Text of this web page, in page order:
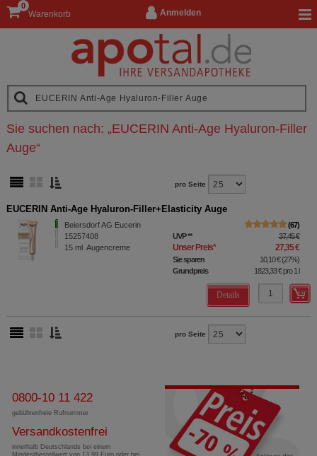
Anmelden
Warenkorb
0
Sie suchen nach: „EUCERIN Anti-Age Hyaluron-Filler
Auge“
pro Seite
EUCERIN Anti-Age Hyaluron-Filler+Elasticity Auge
Beiersdorf AG Eucerin
15257408
15 ml Augencreme
67
UVP** 37,45 €
Unser Preis* 27,35 €
Sie sparen 10,10 €(27%)
Grundpreis
1823,33 €pro 1 l
Details
pro Seite
0800-10 11 422
gebührenfreie Rufnummer
Versandkostenfrei
innerhalb Deutschlands bei einem